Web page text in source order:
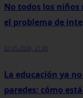
No todos los
el problema de
07-05-2026, 21:45
La educación ya
paredes: cómo